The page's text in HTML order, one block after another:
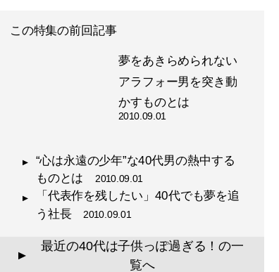
この特集の前回記事
夢をあきらめられない
アラフォー男を突き動
かすものとは
2010.09.01
“心は永遠の少年”な40代男の熱中する
ものとは 2010.09.01
「代表作を残したい」40代でも夢を追
う社長 2010.09.01
▲
最近の40代は子供っぽ過ぎる！の一
覧へ